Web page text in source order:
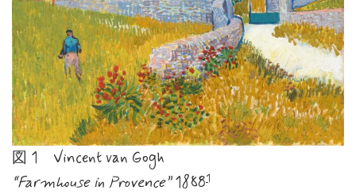
図 1 Vincent van Gogh
“Farmhouse in Provence”18881